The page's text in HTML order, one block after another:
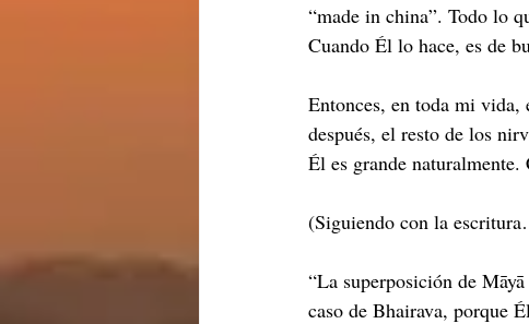
“made in china”. Todo lo
Cuando Él lo hace, es de
Entonces, en toda mi
después, el resto de los
Él es grande
(Siguiendo con la
“La superposición de
caso de Bhairava, porque